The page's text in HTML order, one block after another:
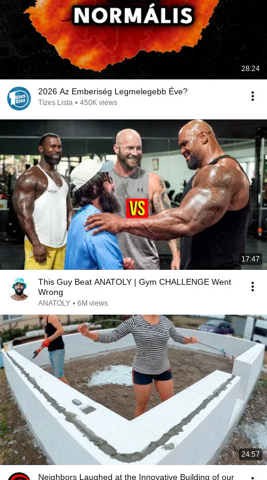
28:24
2026 Az Emberiség Legmelegebb Éve?
Tízes Lista • 450K views
17:47
This Guy Beat ANATOLY | Gym CHALLENGE Went
Wrong
ANATOLY • 6M views
24:57
Neighbors Laughed at the Innovative Building of our